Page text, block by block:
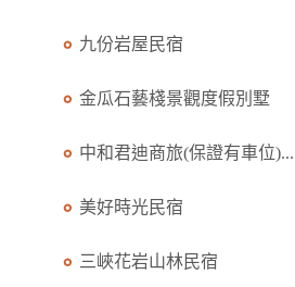
九份岩屋民宿
金瓜石藝棧景觀度假別墅
中和君迪商旅(保證有車位)...
美好時光民宿
三峽花岩山林民宿